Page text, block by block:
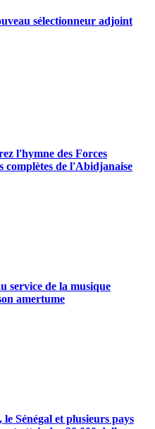
sélectionneur adjoint
l'hymne des Forces
complètes de l'Abidjanaise
service de la musique
amertume
Sénégal et plusieurs pays